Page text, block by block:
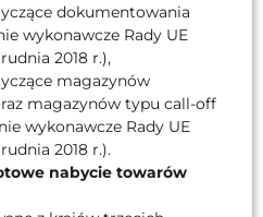
dokumentowania
wykonawcze Rady UE
2018 r.),
magazynów
magazynów typu call-off
wykonawcze Rady UE
2018 r.).
nabycie towarów